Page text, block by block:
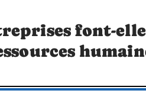
font-